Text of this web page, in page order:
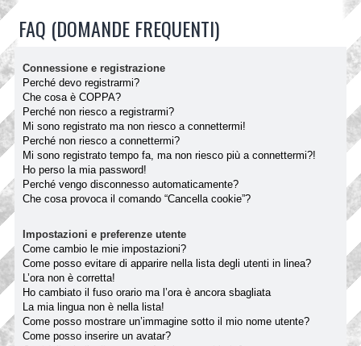
FAQ (DOMANDE FREQUENTI)
Connessione e registrazione
Perché devo registrarmi?
Che cosa è COPPA?
Perché non riesco a registrarmi?
Mi sono registrato ma non riesco a connettermi!
Perché non riesco a connettermi?
Mi sono registrato tempo fa, ma non riesco più a connettermi?!
Ho perso la mia password!
Perché vengo disconnesso automaticamente?
Che cosa provoca il comando “Cancella cookie”?
Impostazioni e preferenze utente
Come cambio le mie impostazioni?
Come posso evitare di apparire nella lista degli utenti in linea?
L’ora non è corretta!
Ho cambiato il fuso orario ma l’ora è ancora sbagliata
La mia lingua non è nella lista!
Come posso mostrare un’immagine sotto il mio nome utente?
Come posso inserire un avatar?